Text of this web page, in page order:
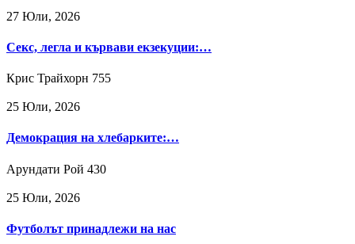
27 Юли, 2026
Секс, легла и кървави екзекуции:…
Крис Трайхорн 755
25 Юли, 2026
Демокрация на хлебарките:…
Арундати Рой 430
25 Юли, 2026
Футболът принадлежи на нас